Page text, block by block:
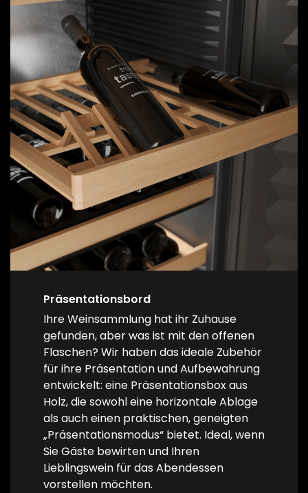
Präsentationsbord
Ihre Weinsammlung hat ihr Zuhause
gefunden, aber was ist mit den offenen
Flaschen? Wir haben das ideale Zubehör
für ihre Präsentation und Aufbewahrung
entwickelt: eine Präsentationsbox aus
Holz, die sowohl eine horizontale Ablage
als auch einen praktischen, geneigten
„Präsentationsmodus“ bietet. Ideal, wenn
Sie Gäste bewirten und Ihren
Lieblingswein für das Abendessen
vorstellen möchten.